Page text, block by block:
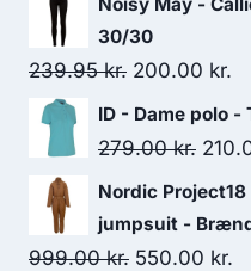
30/30
239.95kr. Original
price
was:
200.00 kr.
is:
ID - Dame polo -
279.00kr.
price
was:
Nordic
jumpsuit -
999.00kr. Original
550.00 kr.